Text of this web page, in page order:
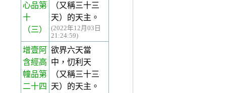
心品第
十
（三）
（又稱三十三
天）的天主。
(2022年12月03日
21:24:59)
增壹阿
含經高
幢品第
二十四
欲界六天當
中，忉利天
（又稱三十三
天）的天主。